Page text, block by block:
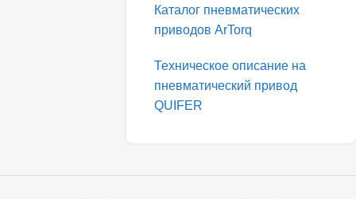
Каталог пневматических
приводов ArTorq
Техническое описание на
пневматический привод
QUIFER